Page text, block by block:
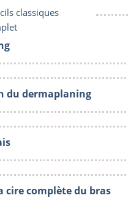
classiques
du dermaplaning
cire complète du bras